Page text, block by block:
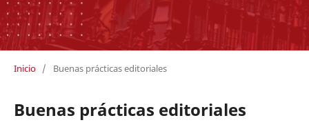
Inicio / Buenas prácticas editoriales
Buenas prácticas editoriales